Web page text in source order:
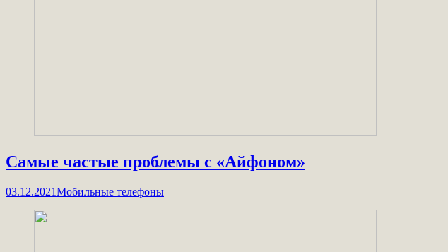
Самые частые проблемы с «Айфоном»
03.12.2021Мобильные телефоны